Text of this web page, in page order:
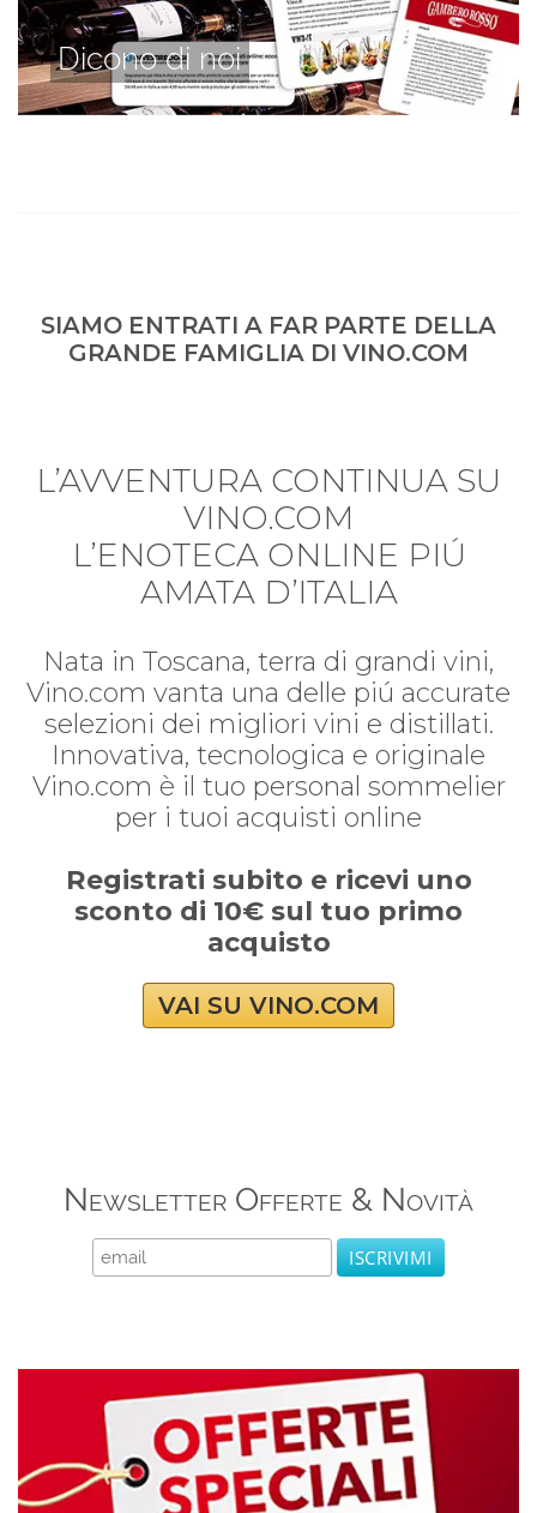
Dicono di noi
SIAMO ENTRATI A FAR PARTE DELLA
GRANDE FAMIGLIA DI VINO.COM
L’AVVENTURA CONTINUA SU
VINO.COM
L’ENOTECA ONLINE PIÚ
AMATA D’ITALIA
Nata in Toscana, terra di grandi vini,
Vino.com vanta una delle piú accurate
selezioni dei migliori vini e distillati.
Innovativa, tecnologica e originale
Vino.com è il tuo personal sommelier
per i tuoi acquisti online
Registrati subito e ricevi uno
sconto di 10€ sul tuo primo
acquisto
VAI SU VINO.COM
Newsletter Offerte & Novità